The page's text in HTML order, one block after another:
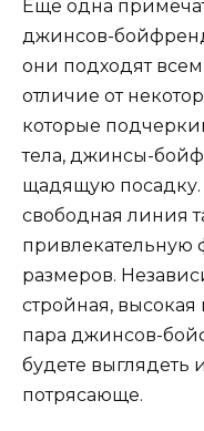
Еще одна
джинсов-
они подходят
отличие от
которые
тела, джинсы-
щадящую посадку.
свободная линия
привлекательную
размеров.
стройная,
пара джинсов-
будете выглядеть
потрясающе.